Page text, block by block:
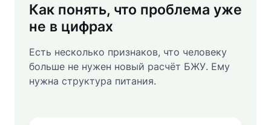
Как понять, что проблема уже
не в цифрах
Есть несколько признаков, что человеку
больше не нужен новый расчёт БЖУ. Ему
нужна структура питания.